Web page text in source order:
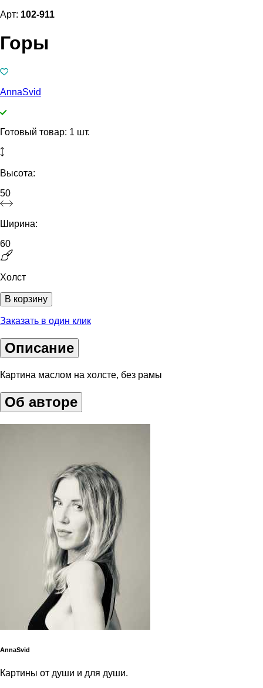
Арт: 102-911
Горы
АnnaSvid
Готовый товар: 1 шт.
Высота:
50
Ширина:
60
Холст
В корзину
Заказать в один клик
Описание
Картина маслом на холсте, без рамы
Об авторе
АnnaSvid
Картины от души и для души.